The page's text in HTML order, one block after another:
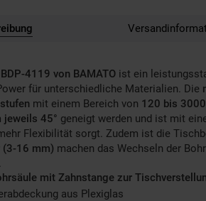
4119 von BAMATO ist ein
für unterschiedliche Materialien. Die
mit einem Bereich von 120 bis
jeweils 45° geneigt werden und ist mit
Flexibilität sorgt. Zudem ist die
(3-16 mm) machen das Wechseln der
mit Zahnstange zur
aus Plexiglas